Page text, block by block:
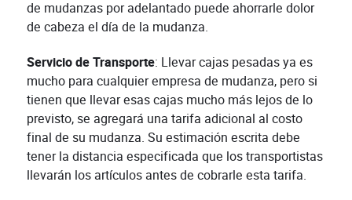
de mudanzas por adelantado puede ahorrarle dolor
de cabeza el día de la mudanza.
Servicio de Transporte: Llevar cajas pesadas ya es
mucho para cualquier empresa de mudanza, pero si
tienen que llevar esas cajas mucho más lejos de lo
previsto, se agregará una tarifa adicional al costo
final de su mudanza. Su estimación escrita debe
tener la distancia especificada que los transportistas
llevarán los artículos antes de cobrarle esta tarifa.